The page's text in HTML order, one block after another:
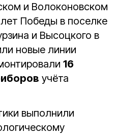
и Волоконовском
Победы в поселке
и Высоцкого в
новые линии
16
учёта
выполнили